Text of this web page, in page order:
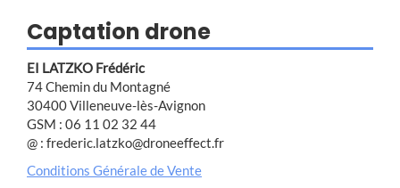
Captation drone
EI LATZKO Frédéric
74 Chemin du Montagné
30400 Villeneuve-lès-Avignon
GSM : 06 11 02 32 44
@ : frederic.latzko@droneeffect.fr
Conditions Générale de Vente